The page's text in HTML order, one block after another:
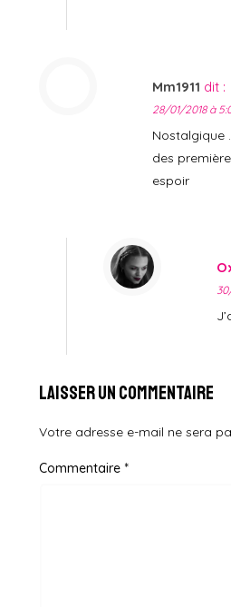
Mm1911 dit :
28/01/2018 à
Nostalgique
des
espoir
Laisser un commentaire
Votre adresse e-mail ne sera
Commentaire*